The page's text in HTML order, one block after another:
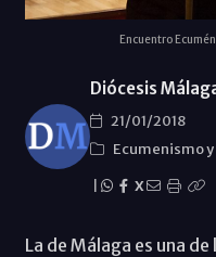
Encuentro
Diócesis
21/01/2018
Ecumenismo
X
La de Málaga es una